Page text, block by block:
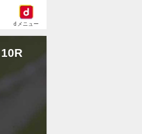
dメニュー
10R